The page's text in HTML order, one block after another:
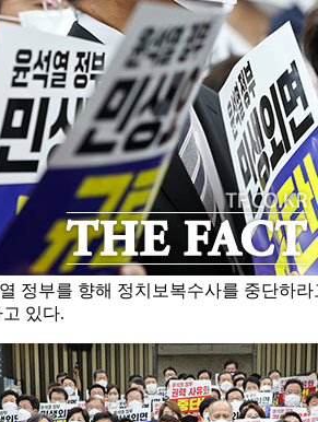
정부를 향해 정치보복수사를 중단하
있다.